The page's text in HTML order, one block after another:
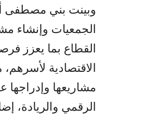
وبينت بني مصطفى
الجمعيات وإنشاء
القطاع بما يعزز
الاقتصادية
مشاريعها وإدراجها
الرقمي والريادة،